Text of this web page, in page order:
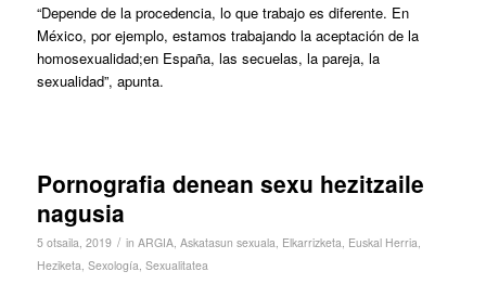
“Depende de la procedencia, lo que trabajo es diferente. En
México, por ejemplo, estamos trabajando la aceptación de la
homosexualidad;en España, las secuelas, la pareja, la
sexualidad”, apunta.
Pornografia denean sexu hezitzaile
nagusia
5 otsaila, 2019 / in ARGIA, Askatasun sexuala, Elkarrizketa, Euskal Herria,
Heziketa, Sexología, Sexualitatea